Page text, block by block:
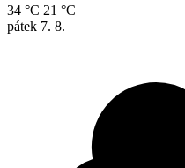
34 °C 21 °C
pátek 7. 8.